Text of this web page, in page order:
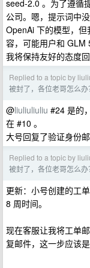
seed-2.0 。为了遵循
公司。嗯，提示词中
OpenAi 下的模型，
容，可能用户和 GLM
我将保持友好的态度
Replied to a topic by
被封了，各位老哥怎么办
@liuliuliuliu #24 是的
在 #10 。
大号回复了验证身份
Replied to a topic by
被封了，各位老哥怎么办
更新：小号创建的工
8 周时间。
现在客服让我将工单
复邮件，这一步应该是